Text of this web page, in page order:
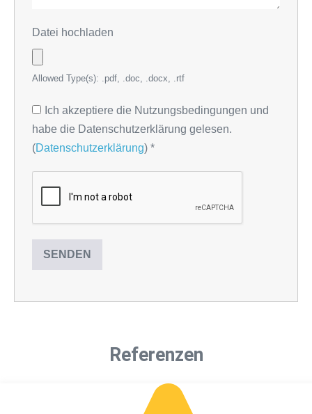
Datei hochladen
Allowed Type(s): .pdf, .doc, .docx, .rtf
Ich akzeptiere die Nutzungsbedingungen und
habe die Datenschutzerklärung gelesen.
(Datenschutzerklärung) *
Referenzen